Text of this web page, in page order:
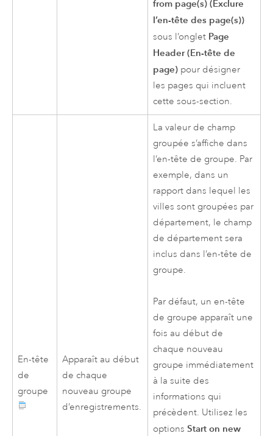
from page(s) (Exclure
l’en-tête des page(s))
sous l’onglet Page
Header (En-tête de
page) pour désigner
les pages qui incluent
cette sous-section.
En-tête
de
groupe
Apparaît au début
de chaque
nouveau groupe
d’enregistrements.
La valeur de champ
groupée s’affiche dans
l’en-tête de groupe. Par
exemple, dans un
rapport dans lequel les
villes sont groupées par
département, le champ
de département sera
inclus dans l’en-tête de
groupe.
Par défaut, un en-tête
de groupe apparaît une
fois au début de
chaque nouveau
groupe immédiatement
à la suite des
informations qui
précèdent. Utilisez les
optionsStart on new